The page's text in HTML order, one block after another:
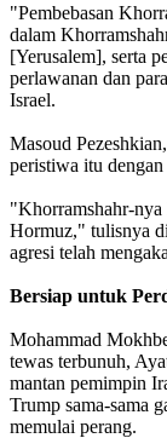
"Pembebasan
dalam
[Yerusalem], serta
perlawanan dan
Israel.
Masoud
peristiwa itu
"Khorramshahr-nya
Hormuz," tulisnya
agresi telah
Bersiap untuk
Mohammad
tewas terbunuh,
mantan pemimpin
Trump sama-sama
memulai perang.